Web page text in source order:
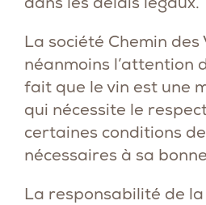
La société Chemin
néanmoins l’attention
fait que le vin est une
qui nécessite le
certaines conditions
nécessaires à sa
La responsabilité de